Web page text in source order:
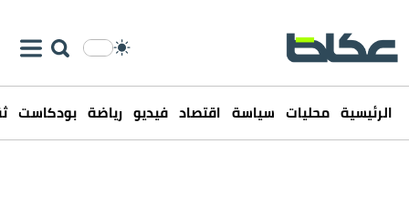
الرئيسية محليات سياسة اقتصاد فيديو رياضة بودكاست